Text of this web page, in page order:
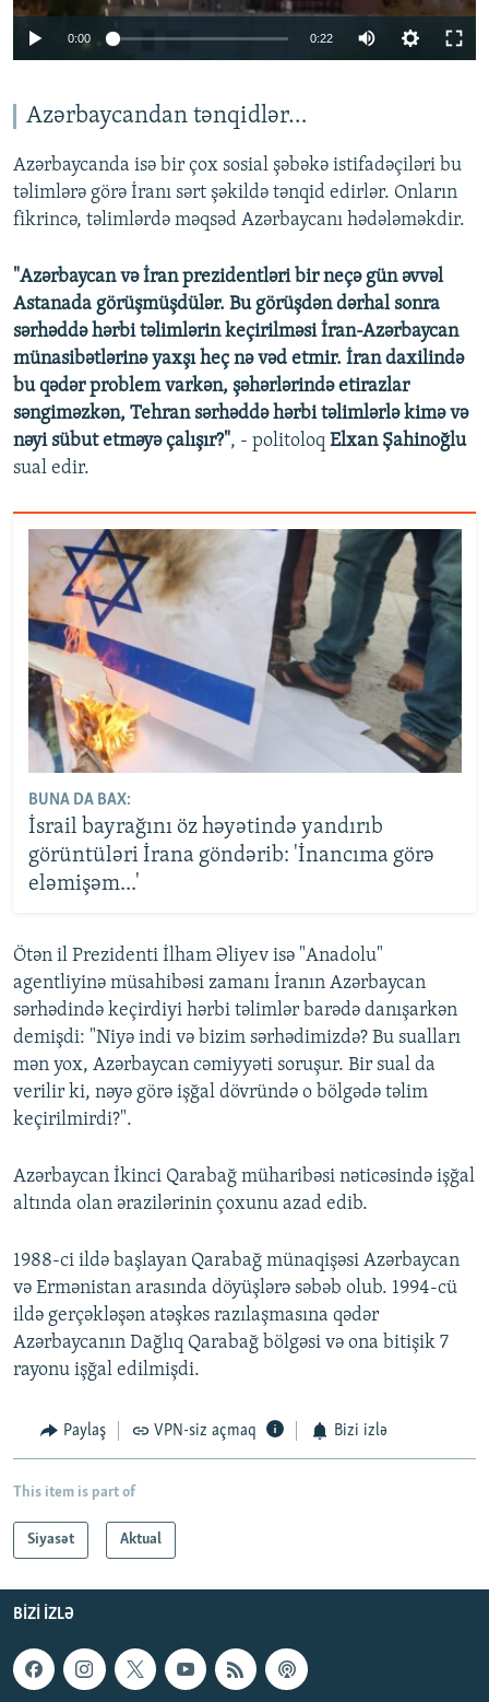
720p 1080p
0:00 0:22
720p
1080p
Azərbaycandan tənqidlər…
Azərbaycanda isə bir çox sosial şəbəkə istifadəçiləri bu
təlimlərə görə İranı sərt şəkildə tənqid edirlər. Onların
fikrincə, təlimlərdə məqsəd Azərbaycanı hədələməkdir.
"Azərbaycan və İran prezidentləri bir neçə gün əvvəl
Astanada görüşmüşdülər. Bu görüşdən dərhal sonra
sərhəddə hərbi təlimlərin keçirilməsi İran-Azərbaycan
münasibətlərinə yaxşı heç nə vəd etmir. İran daxilində
bu qədər problem varkən, şəhərlərində etirazlar
səngiməzkən, Tehran sərhəddə hərbi təlimlərlə kimə və
nəyi sübut etməyə çalışır?", - politoloq Elxan Şahinoğlu
sual edir.
BUNA DA BAX:
İsrail bayrağını öz həyətində yandırıb
görüntüləri İrana göndərib: 'İnancıma görə
eləmişəm...'
Ötən il Prezidenti İlham Əliyev isə "Anadolu"
agentliyinə müsahibəsi zamanı İranın Azərbaycan
sərhədində keçirdiyi hərbi təlimlər barədə danışarkən
demişdi: "Niyə indi və bizim sərhədimizdə? Bu sualları
mən yox, Azərbaycan cəmiyyəti soruşur. Bir sual da
verilir ki, nəyə görə işğal dövründə o bölgədə təlim
keçirilmirdi?".
Azərbaycan İkinci Qarabağ müharibəsi nəticəsində işğal
altında olan ərazilərinin çoxunu azad edib.
1988-ci ildə başlayan Qarabağ münaqişəsi Azərbaycan
və Ermənistan arasında döyüşlərə səbəb olub. 1994-cü
ildə gerçəkləşən atəşkəs razılaşmasına qədər
Azərbaycanın Dağlıq Qarabağ bölgəsi və ona bitişik 7
rayonu işğal edilmişdi.
Paylaş VPN-siz açmaq Bizi izlə
This item is part of
Siyasət Aktual
BIZI IZLƏ